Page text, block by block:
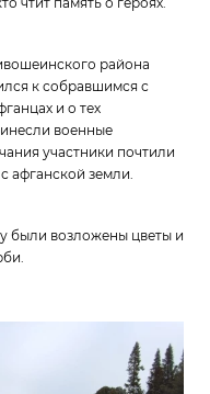
района
к собравшимся с
и о тех
военные
участники почтили
афганской земли.
были возложены цветы и